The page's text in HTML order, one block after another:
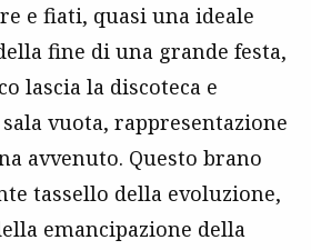
e fiati, quasi una ideale
fine di una grande festa,
lascia la discoteca e
vuota, rappresentazione
avvenuto. Questo brano
tassello della evoluzione,
emancipazione della